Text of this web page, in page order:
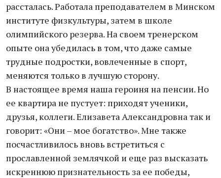
рассталась. Работала преподавателем в Минском
институте физкультуры, затем в школе
олимпийского резерва. На своем тренерском
опыте она убедилась в том, что даже самые
трудные подростки, вовлеченные в спорт,
меняются только в лучшую сторону.
В настоящее время наша героиня на пенсии. Но
ее квартира не пустует: приходят ученики,
друзья, коллеги. Елизавета Александровна так и
говорит: «Они – мое богатство». Мне также
посчастливилось вновь встретиться с
прославленной землячкой и еще раз высказать
искреннюю признательность за ее победы,